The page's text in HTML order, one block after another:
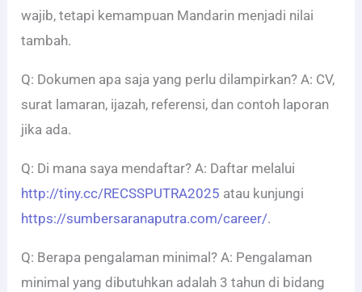
wajib, tetapi kemampuan Mandarin menjadi nilai
tambah.
Q: Dokumen apa saja yang perlu dilampirkan? A: CV,
surat lamaran, ijazah, referensi, dan contoh laporan
jika ada.
Q: Di mana saya mendaftar? A: Daftar melalui
http://tiny.cc/RECSSPUTRA2025 atau kunjungi
https://sumbersaranaputra.com/career/.
Q: Berapa pengalaman minimal? A: Pengalaman
minimal yang dibutuhkan adalah 3 tahun di bidang